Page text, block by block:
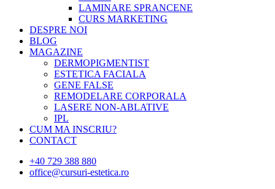
LAMINARE SPRANCENE
CURS MARKETING
DESPRE NOI
BLOG
MAGAZINE
DERMOPIGMENTIST
ESTETICA FACIALA
GENE FALSE
REMODELARE CORPORALA
LASERE NON-ABLATIVE
IPL
CUM MA INSCRIU?
CONTACT
+40 729 388 880
office@cursuri-estetica.ro